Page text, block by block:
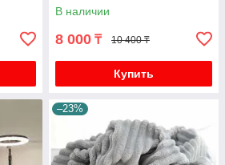
В наличии
8 000 ₸ 10 400 ₸
Купить
–23%